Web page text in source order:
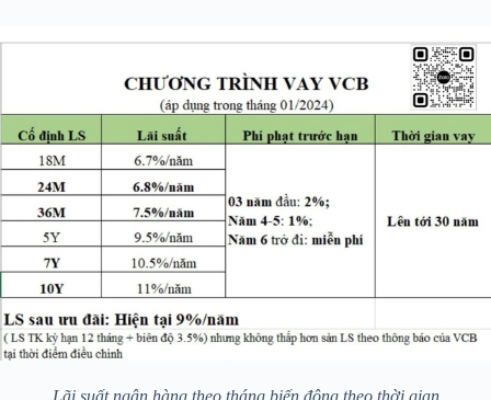
Lãi suất ngân hàng theo tháng biến động theo thời gian